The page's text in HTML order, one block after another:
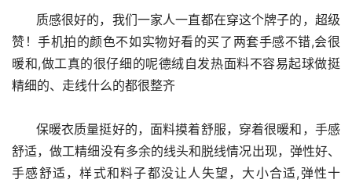
赞！手机拍的颜色不如实物好看的买了两套手感不错,会很
暖和,做工真的很仔细的呢德绒自发热面料不容易起球做挺
精细的、走线什么的都很整齐
舒适，做工精细没有多余的线头和脱线情况出现，弹性好、
手感舒适，样式和料子都没让人失望，大小合适,弹性十